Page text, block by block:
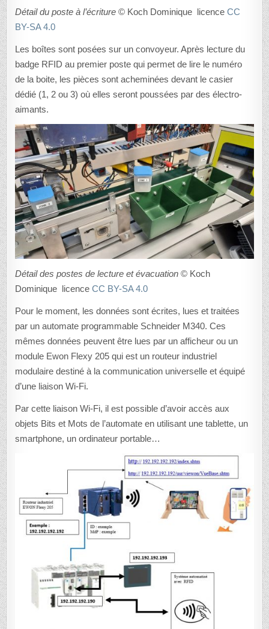
Détail du poste à l’écriture © Koch Dominique licenceCC
BY-SA 4.0
Les boîtes sont posées sur un convoyeur. Après lecture du
badge RFID au premier poste qui permet de lire le numéro
de la boite, les pièces sont acheminées devant le casier
dédié (1, 2 ou 3) où elles seront poussées par des électro-
aimants.
Détail des postes de lecture et évacuation © Koch
Dominique licenceCC BY-SA 4.0
Pour le moment, les données sont écrites, lues et traitées
par un automate programmable Schneider M340. Ces
mêmes données peuvent être lues par un afficheur ou un
module Ewon Flexy 205 qui est un routeur industriel
modulaire destiné à la communication universelle et équipé
d’une liaison Wi-Fi.
Par cette liaison Wi-Fi, il est possible d’avoir accès aux
objets Bits et Mots de l’automate en utilisant une tablette, un
smartphone, un ordinateur portable…